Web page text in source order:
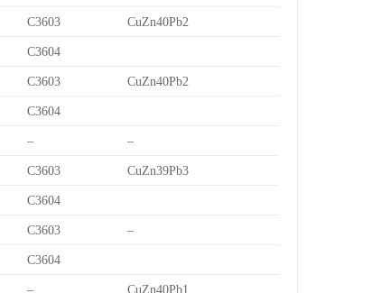
C3603 CuZn40Pb2
C3604
C3603 CuZn40Pb2
C3604
– –
C3603 CuZn39Pb3
C3604
C3603 –
C3604
– CuZn40Pb1